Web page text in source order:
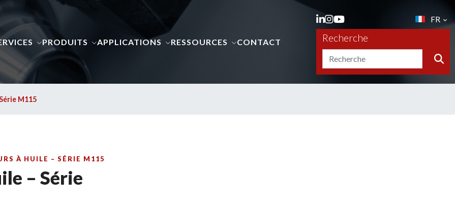
PRODUITS APPLICATIONS RESSOURCES CONTACT
FR
Recherche
M115
À HUILE – SÉRIE M115
– Série